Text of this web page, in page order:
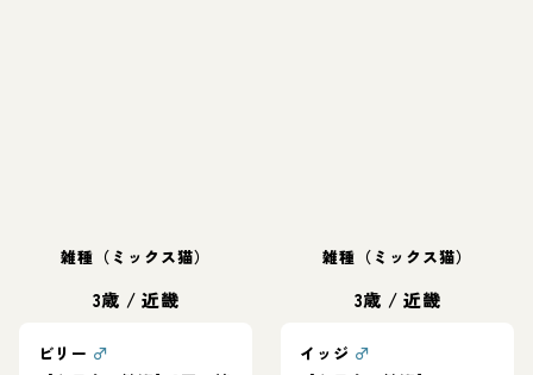
雑種（ミックス猫）
3歳 / 近畿
ビリー ♂
雑種（ミックス猫）
3歳 / 近畿
イッジ ♂